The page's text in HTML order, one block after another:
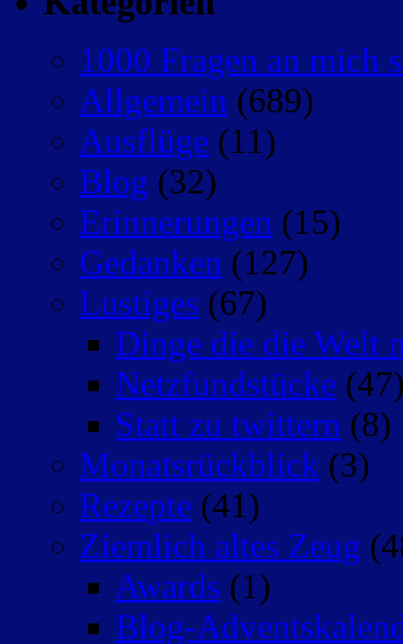
1000 Fragen an mich
Allgemein (689)
Ausflüge (11)
Blog (32)
Erinnerungen (15)
Gedanken (127)
Lustiges (67)
Dinge die die Welt
Netzfundstücke
Statt zu twittern (8)
Monatsrückblick (3)
Rezepte (41)
Ziemlich altes Zeug
Awards (1)
Blog-